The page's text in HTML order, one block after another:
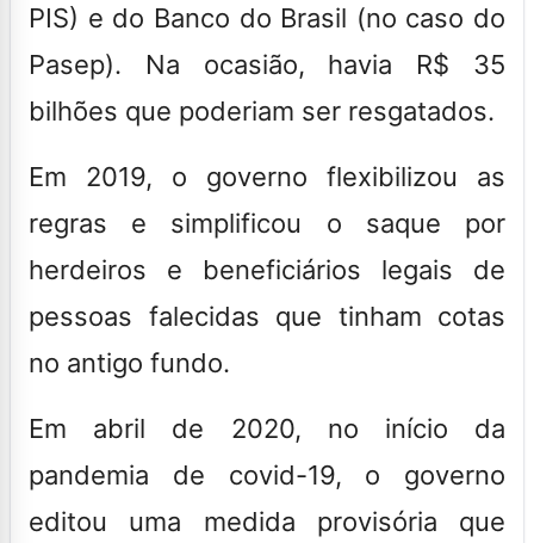
PIS) e do Banco do Brasil (no caso do
Pasep). Na ocasião, havia R$ 35
bilhões que poderiam ser resgatados.
Em 2019, o governo flexibilizou as
regras e simplificou o saque por
herdeiros e beneficiários legais de
pessoas falecidas que tinham cotas
no antigo fundo.
Em abril de 2020, no início da
pandemia de covid-19, o governo
editou uma medida provisória que